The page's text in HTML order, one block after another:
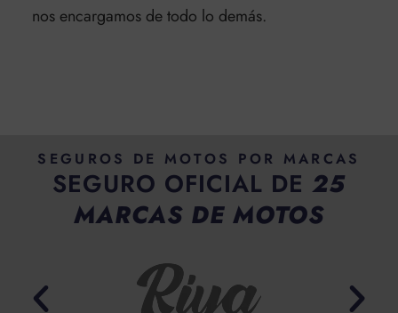
nos encargamos de todo lo demás.
SEGUROS DE MOTOS POR MARCAS
SEGURO OFICIAL DE 25
MARCAS DE MOTOS